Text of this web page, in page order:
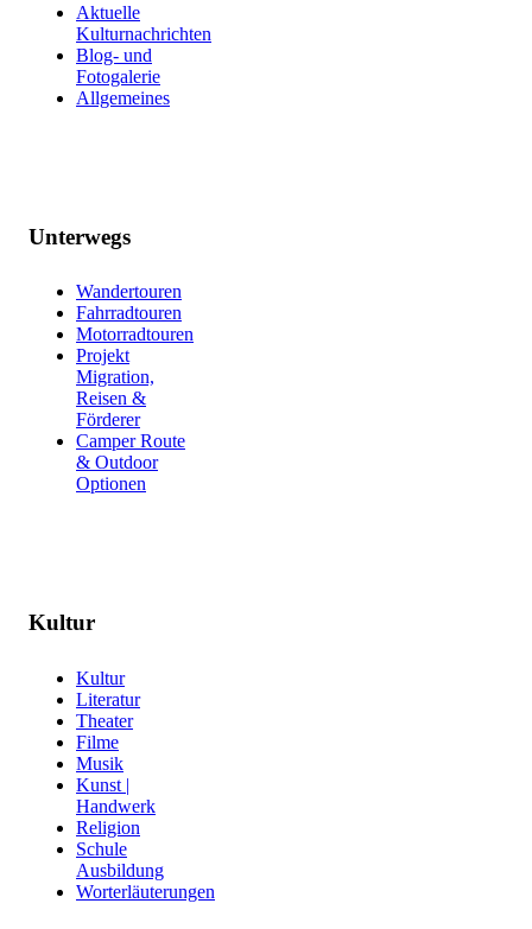
Aktuelle
Kulturnachrichten
Blog- und
Fotogalerie
Allgemeines
Unterwegs
Wandertouren
Fahrradtouren
Motorradtouren
Projekt
Migration,
Reisen &
Förderer
Camper Route
& Outdoor
Optionen
Kultur
Kultur
Literatur
Theater
Filme
Musik
Kunst |
Handwerk
Religion
Schule
Ausbildung
Worterläuterungen